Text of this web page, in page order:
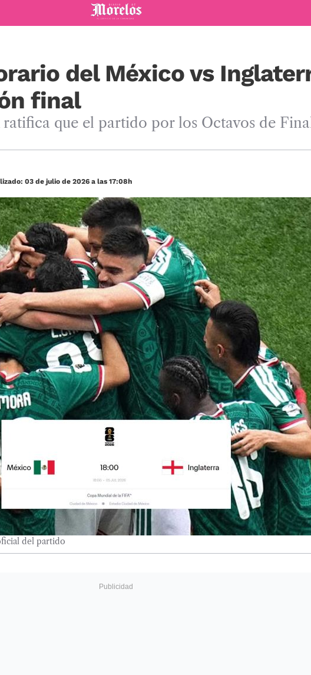
Diario de Morelos
del México vs
final
que el partido por los Octavos de
03 de julio de 2026 a las 17:08h
del partido